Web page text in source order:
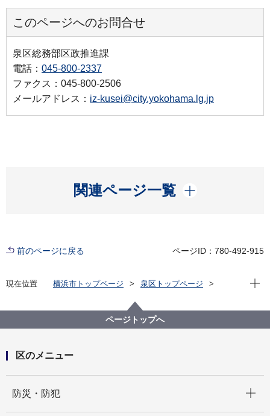
このページへのお問合せ
泉区総務部区政推進課
電話： 045-800-2337
ファクス：045-800-2506
メールアドレス： iz-kusei@city.yokohama.lg.jp
関連ページ一覧
開く
前のページに戻る ページID：780-492-915
現在位置 横浜市トップページ
泉区トップページ
区長のメッセージ「＃住むなら泉区」（令和５年度）
09.いっずんカレー2
現在
ページトップへ
区のメニュー
防災・防犯